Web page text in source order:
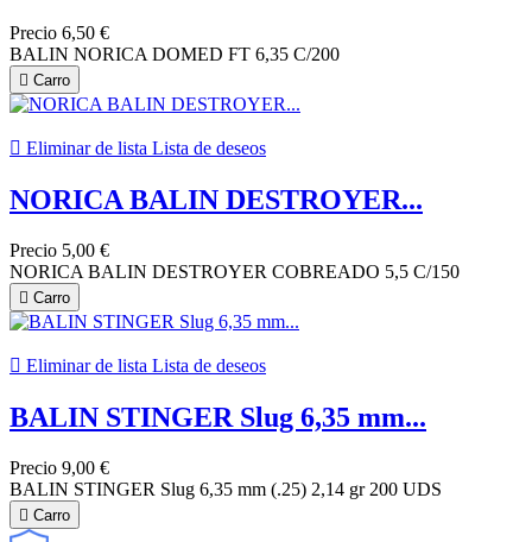
Precio 6,50 €
BALIN NORICA DOMED FT 6,35 C/200
 Carro
 Eliminar de lista Lista de deseos
NORICA BALIN DESTROYER...
Precio 5,00 €
NORICA BALIN DESTROYER COBREADO 5,5 C/150
 Carro
 Eliminar de lista Lista de deseos
BALIN STINGER Slug 6,35 mm...
Precio 9,00 €
BALIN STINGER Slug 6,35 mm (.25) 2,14 gr 200 UDS
 Carro